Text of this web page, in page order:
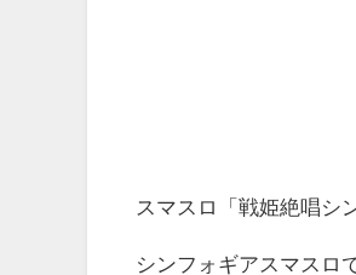
スマスロ「戦姫絶唱シ
シンフォギアスマスロ